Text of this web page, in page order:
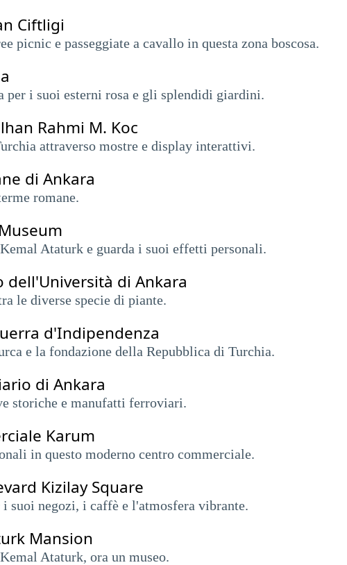
Ciftligi
picnic e passeggiate a cavallo in questa zona boscosa.
per i suoi esterni rosa e gli splendidi giardini.
Rahmi M. Koc
attraverso mostre e display interattivi.
di Ankara
romane.
Ataturk e guarda i suoi effetti personali.
di Ankara
le diverse specie di piante.
d'Indipendenza
e la fondazione della Repubblica di Turchia.
di Ankara
storiche e manufatti ferroviari.
Karum
in questo moderno centro commerciale.
Kizilay Square
suoi negozi, i caffè e l'atmosfera vibrante.
Mansion
Ataturk, ora un museo.